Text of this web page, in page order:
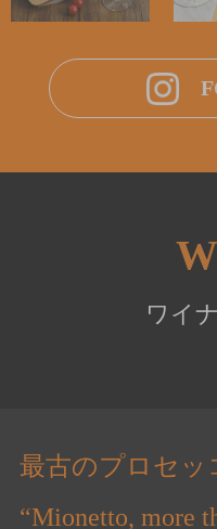
ワイ
最古のプロセッ
“Mionetto, more